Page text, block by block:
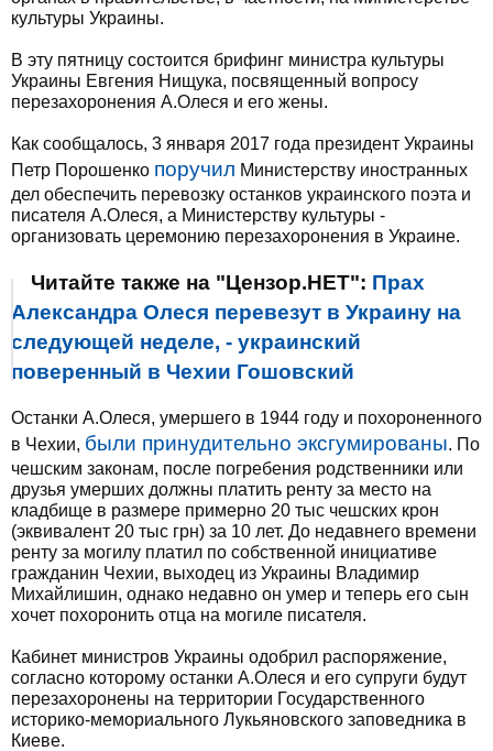
культуры Украины.
В эту пятницу состоится брифинг министра культуры
Украины Евгения Нищука, посвященный вопросу
перезахоронения А.Олеся и его жены.
Как сообщалось, 3 января 2017 года президент Украины
Петр Порошенко поручил Министерству иностранных
дел обеспечить перевозку останков украинского поэта и
писателя А.Олеся, а Министерству культуры -
организовать церемонию перезахоронения в Украине.
Читайте также на "Цензор.НЕТ": Прах
Александра Олеся перевезут в Украину на
следующей неделе, - украинский
поверенный в Чехии Гошовский
Останки А.Олеся, умершего в 1944 году и похороненного
в Чехии, были принудительно эксгумированы. По
чешским законам, после погребения родственники или
друзья умерших должны платить ренту за место на
кладбище в размере примерно 20 тыс чешских крон
(эквивалент 20 тыс грн) за 10 лет. До недавнего времени
ренту за могилу платил по собственной инициативе
гражданин Чехии, выходец из Украины Владимир
Михайлишин, однако недавно он умер и теперь его сын
хочет похоронить отца на могиле писателя.
Кабинет министров Украины одобрил распоряжение,
согласно которому останки А.Олеся и его супруги будут
перезахоронены на территории Государственного
историко-мемориального Лукьяновского заповедника в
Киеве.